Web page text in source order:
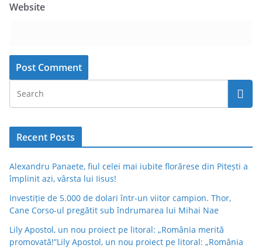
Website
Recent Posts
Alexandru Panaete, fiul celei mai iubite florărese din Pitești a
împlinit azi, vârsta lui Iisus!
Investiție de 5.000 de dolari într-un viitor campion. Thor,
Cane Corso-ul pregătit sub îndrumarea lui Mihai Nae
Lily Apostol, un nou proiect pe litoral: „România merită
promovată!”Lily Apostol, un nou proiect pe litoral: „România